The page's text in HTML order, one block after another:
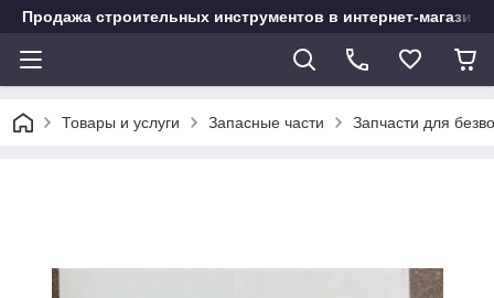
Продажа строительных инструментов в интернет-магазине
Товары и услуги Запасные части Запчасти для